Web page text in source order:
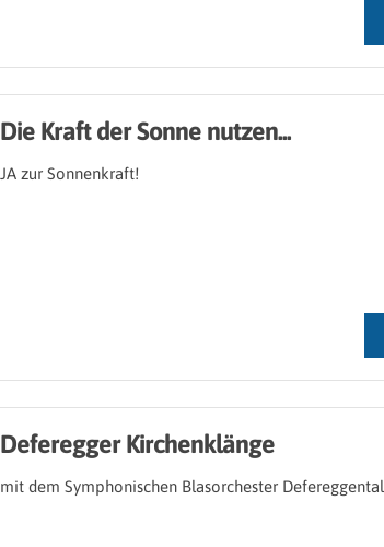
Die Kraft der Sonne nutzen...
JA zur Sonnenkraft!
Deferegger Kirchenklänge
mit dem Symphonischen Blasorchester Defereggental